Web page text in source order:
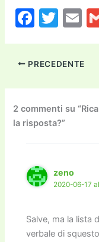
F
c
e
b
o
o
k
T
itt
er
E
ai
l
PRECEDENTE
2 commenti su
la risposta?”
zeno
2020-06-17
Salve, ma la lista
verbale di